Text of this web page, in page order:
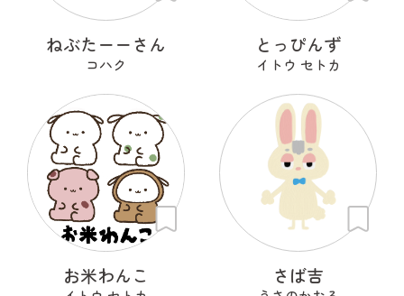
ねぶたーーさん
コハク
とっぴんず
イトウ セトカ
お米わんこ さば吉